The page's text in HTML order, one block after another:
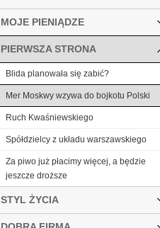
MOJE PIENIĄDZE
PIERWSZA STRONA
Blida planowała się zabić?
Mer Moskwy wzywa do bojkotu Polski
Ruch Kwaśniewskiego
Spółdzielcy z układu warszawskiego
Za piwo już płacimy więcej, a będzie
jeszcze droższe
STYL ŻYCIA